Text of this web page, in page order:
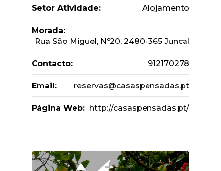
Setor Atividade: Alojamento
Morada:
Rua São Miguel, Nº20, 2480-365 Juncal
Contacto: 912170278
Email: reservas@casaspensadas.pt
Página Web: http://casaspensadas.pt/